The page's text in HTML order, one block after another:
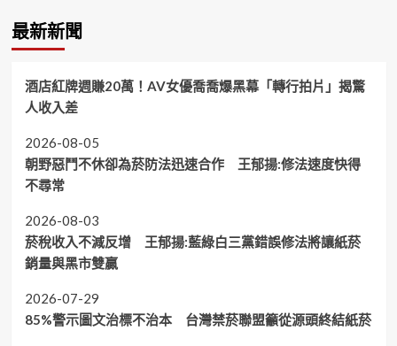
最新新聞
酒店紅牌週賺20萬！AV女優喬喬爆黑幕「轉行拍片」揭驚
人收入差
2026-08-05
朝野惡鬥不休卻為菸防法迅速合作 王郁揚:修法速度快得
不尋常
2026-08-03
菸稅收入不減反增 王郁揚:藍綠白三黨錯誤修法將讓紙菸
銷量與黑市雙贏
2026-07-29
85%警示圖文治標不治本 台灣禁菸聯盟籲從源頭終結紙菸